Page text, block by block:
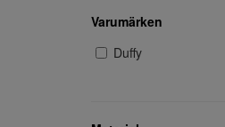
Varumärken
Duffy